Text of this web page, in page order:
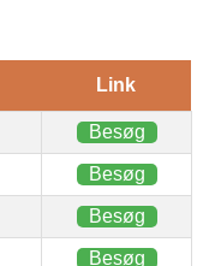
Link
Besøg
Besøg
Besøg
Besøg